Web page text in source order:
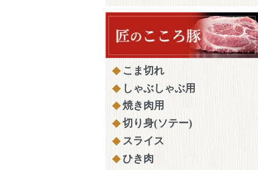
こま切れ
しゃぶしゃぶ用
焼き肉用
切り身(ソテー)
スライス
ひき肉